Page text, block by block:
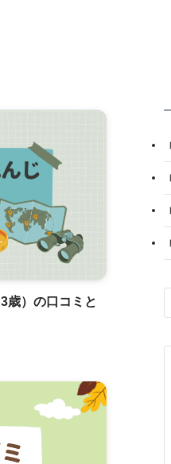
歳）の口コミと